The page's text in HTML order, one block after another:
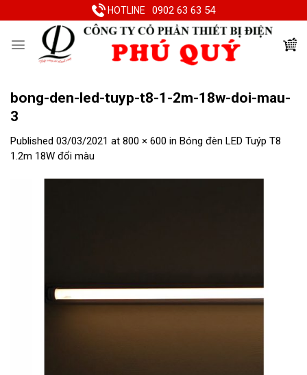
to
HOTLINE 0902 63 63 54
bong-den-led-tuyp-t8-1-2m-18w-doi-mau-
3
Published 03/03/2021 at 800 × 600 in Bóng đèn LED Tuýp T8
1.2m 18W đổi màu